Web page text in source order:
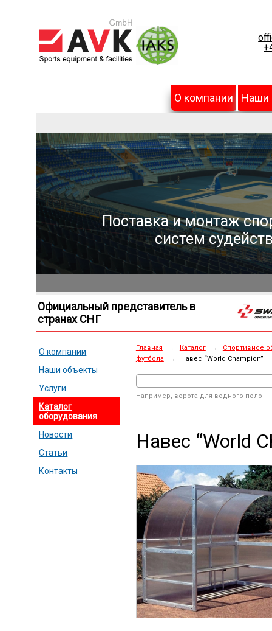
О компании Наши
Поставка и монтаж
систем
Официальный представитель в
странах СНГ
О компании
Наши объекты
Услуги
Каталог
оборудования
Новости
Статьи
Контакты
Главная → Каталог →
Спортивное
футбола
→ Навес “World Champion”
Например, ворота для водного поло
Навес “World